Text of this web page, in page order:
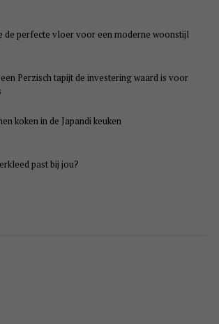
de perfecte vloer voor een moderne woonstijl
Perzisch tapijt de investering waard is voor
koken in de Japandi keuken
past bij jou?